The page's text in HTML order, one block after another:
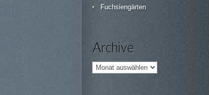
Fuchsiengärten
Archive
Archive